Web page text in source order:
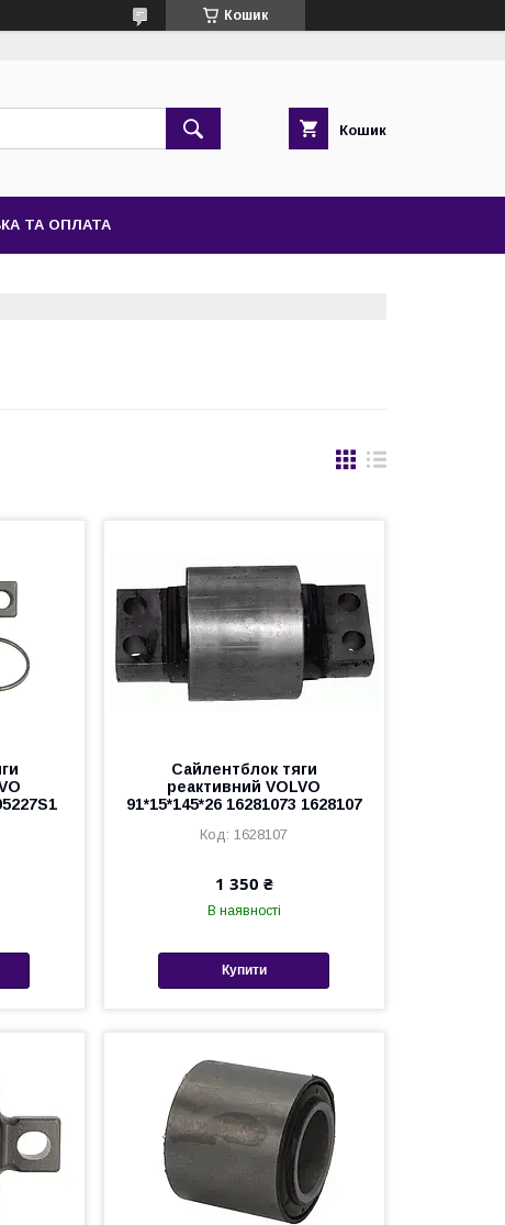
Кошик
Кошик
ТА ОПЛАТА
Сайлентблок тяги
реактивний VOLVO
91*15*145*26 16281073 1628107
1628107
1 350 ₴
В наявності
Купити